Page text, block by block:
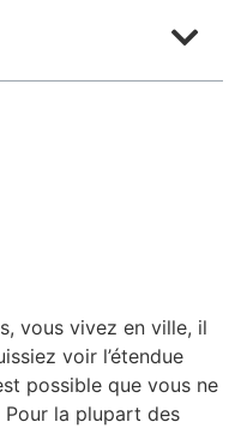
vous vivez en ville, il
voir l’étendue
possible que vous ne
Pour la plupart des